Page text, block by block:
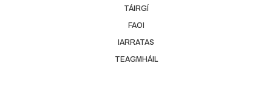
TÁIRGÍ
FAOI
IARRATAS
TEAGMHÁIL